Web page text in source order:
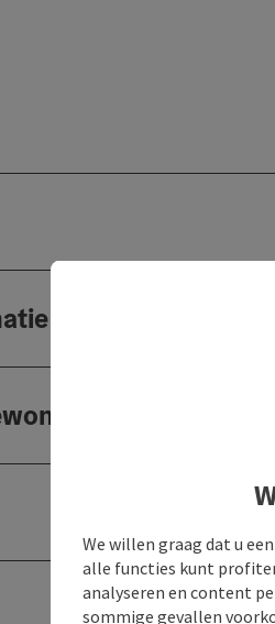
We willen graag dat u
alle functies kunt
analyseren en content
sommige gevallen